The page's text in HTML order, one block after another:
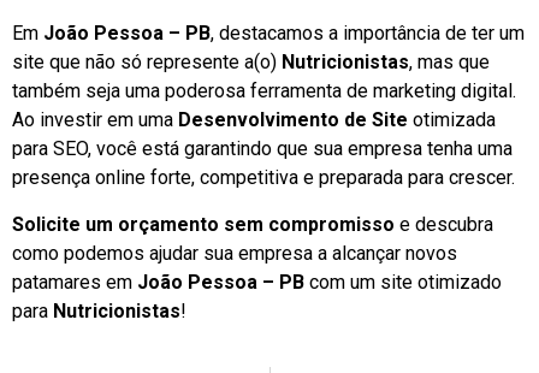
Em João Pessoa – PB, destacamos a importância de ter um
site que não só represente a(o) Nutricionistas, mas que
também seja uma poderosa ferramenta de marketing digital.
Ao investir em uma Desenvolvimento de Site otimizada
para SEO, você está garantindo que sua empresa tenha uma
presença online forte, competitiva e preparada para crescer.
Solicite um orçamento sem compromisso e descubra
como podemos ajudar sua empresa a alcançar novos
patamares em João Pessoa – PB com um site otimizado
para Nutricionistas!